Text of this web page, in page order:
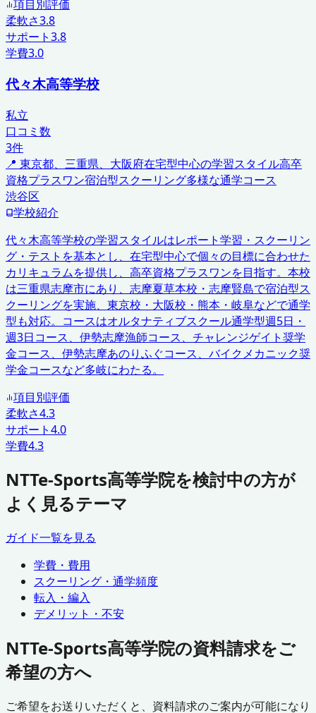
項目別評価
柔軟さ3.8
サポート3.8
学費3.0
代々木高等学校
私立
口コミ数
3件
📍 東京都、三重県、大阪府在宅型中心の学習スタイル高卒
資格プラスワン宿泊型スクーリング多様な通学コース
渋谷区
学校紹介
代々木高等学校の学習スタイルはレポート学習・スクーリン
グ・テストを基本とし、在宅型中心で個々の目標に合わせた
カリキュラムを提供し、高卒資格プラスワンを目指す。本校
は三重県志摩市にあり、志摩夏草本校・志摩賢島で宿泊型ス
クーリングを実施、東京校・大阪校・熊本・岐阜などで通学
型も対応。コースはオルタナティブスクール通学型週5日・
週3日コース、伊勢志摩漁師コース、チャレンジゲイト奨学
金コース、伊勢志摩あのりふぐコース、バイクメカニック奨
学金コースなど多岐にわたる。
項目別評価
柔軟さ4.3
サポート4.0
学費4.3
NTTe-Sports高等学院を検討中の方が
よく見るテーマ
ガイド一覧を見る
学費・費用
スクーリング・通学頻度
転入・編入
デメリット・不安
NTTe-Sports高等学院の資料請求をご
希望の方へ
ご希望をお送りいただくと、資料請求のご案内が可能になり